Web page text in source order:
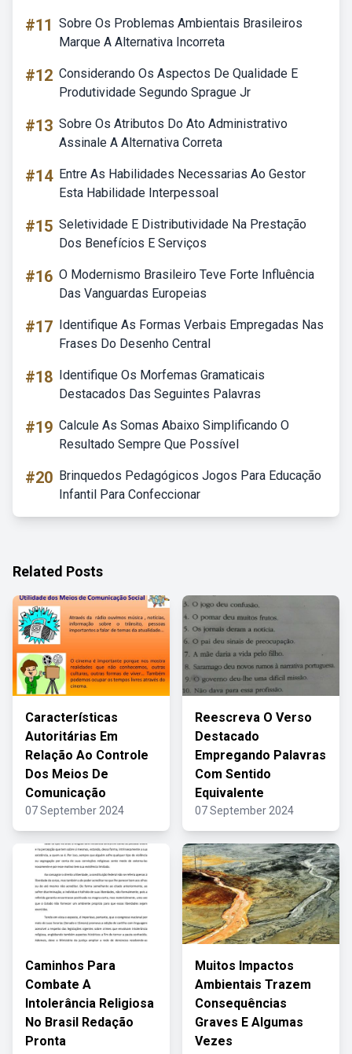
#11 Sobre Os Problemas Ambientais Brasileiros
Marque A Alternativa Incorreta
#12 Considerando Os Aspectos De Qualidade E
Produtividade Segundo Sprague Jr
#13 Sobre Os Atributos Do Ato Administrativo
Assinale A Alternativa Correta
#14 Entre As Habilidades Necessarias Ao Gestor
Esta Habilidade Interpessoal
#15 Seletividade E Distributividade Na Prestação
Dos Benefícios E Serviços
#16 O Modernismo Brasileiro Teve Forte Influência
Das Vanguardas Europeias
#17 Identifique As Formas Verbais Empregadas Nas
Frases Do Desenho Central
#18 Identifique Os Morfemas Gramaticais
Destacados Das Seguintes Palavras
#19 Calcule As Somas Abaixo Simplificando O
Resultado Sempre Que Possível
#20 Brinquedos Pedagógicos Jogos Para Educação
Infantil Para Confeccionar
Related Posts
Características
Autoritárias Em
Relação Ao Controle
Dos Meios De
Comunicação
07 September 2024
Reescreva O Verso
Destacado
Empregando Palavras
Com Sentido
Equivalente
07 September 2024
Caminhos Para
Combate A
Intolerância Religiosa
No Brasil Redação
Pronta
Muitos Impactos
Ambientais Trazem
Consequências
Graves E Algumas
Vezes